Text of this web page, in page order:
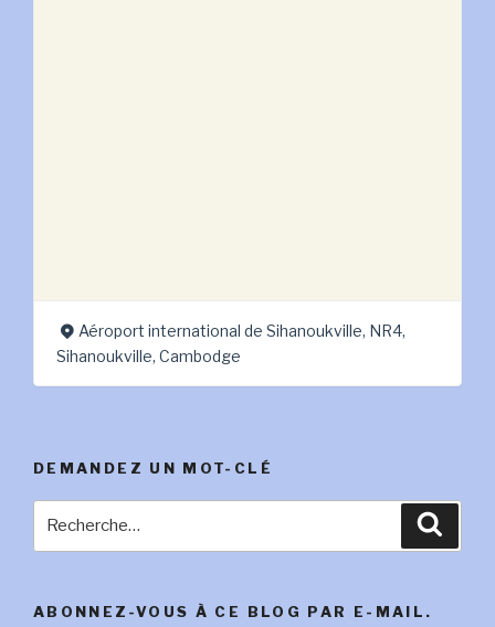
Aéroport international de Sihanoukville, NR4,
Sihanoukville, Cambodge
DEMANDEZ UN MOT-CLÉ
ABONNEZ-VOUS À CE BLOG PAR E-MAIL.